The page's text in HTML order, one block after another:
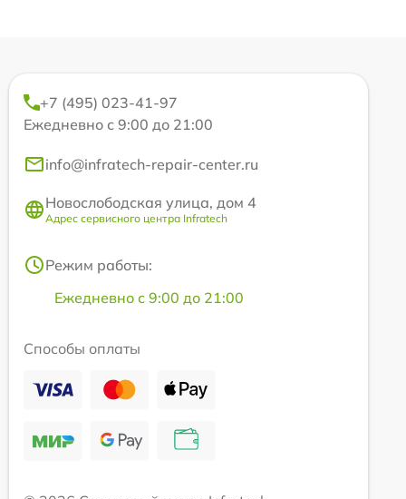
+7 (495) 023-41-97
Ежедневно с 9:00 до 21:00
info@infratech-repair-center.ru
Новослободская улица, дом 4
Адрес сервисного центра Infratech
Режим работы:
Ежедневно с 9:00 до 21:00
Способы оплаты